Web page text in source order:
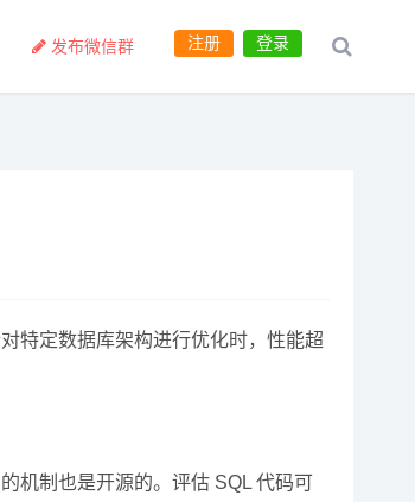
登录
注册
发布微信群
特定数据库架构进行优化时，性能超
机制也是开源的。评估 SQL 代码可